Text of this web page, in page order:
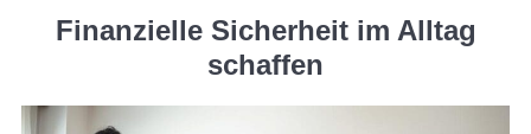
Finanzielle Sicherheit im Alltag
schaffen